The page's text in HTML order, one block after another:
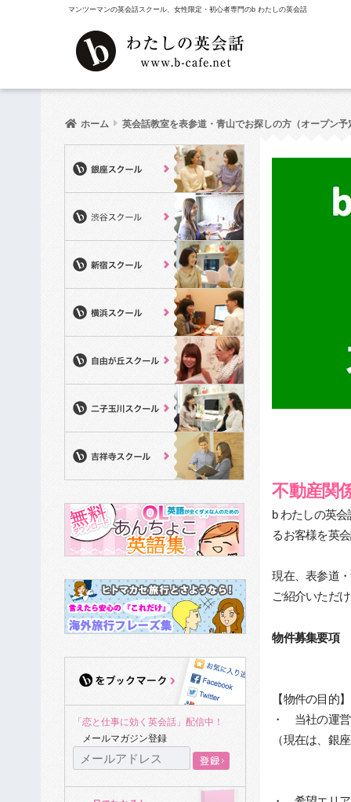
マンツーマンの英会話スクール、女性限定・初心者専門のb わたしの英会話
ホーム 英会話教室を表参道・青山でお探しの方（オープン
不動産関
b わたしの英
るお客様を英
現在、表参道
ご紹介いただ
物件募集要項
【物件の目的】
・ 当社の運営
（現在は、銀
「恋と仕事に効く英会話」配信中！
メールマガジン登録